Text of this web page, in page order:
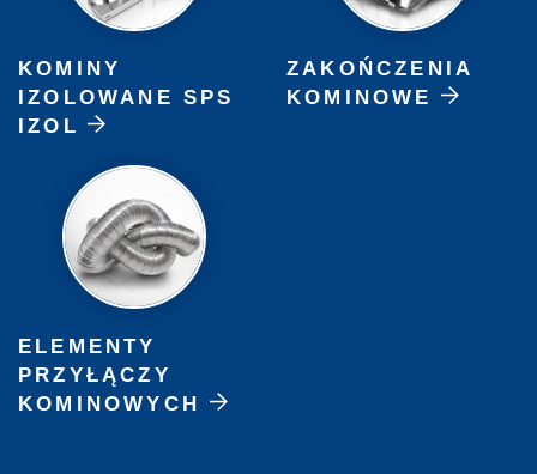
KOMINY
IZOLOWANE SPS
IZOL
ZAKOŃCZENIA
KOMINOWE
ELEMENTY
PRZYŁĄCZY
KOMINOWYCH